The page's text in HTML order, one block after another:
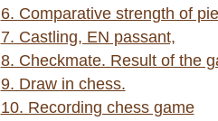
6. Comparative strength of
7. Castling, EN passant,
8. Checkmate. Result of the
9. Draw in chess.
10. Recording chess game